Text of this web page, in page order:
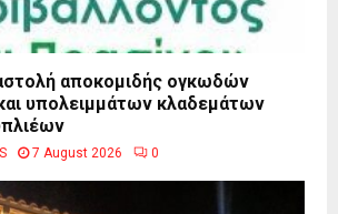
αποκομιδής ογκωδών
υπολειμμάτων κλαδεμάτων
7 August 2026 0